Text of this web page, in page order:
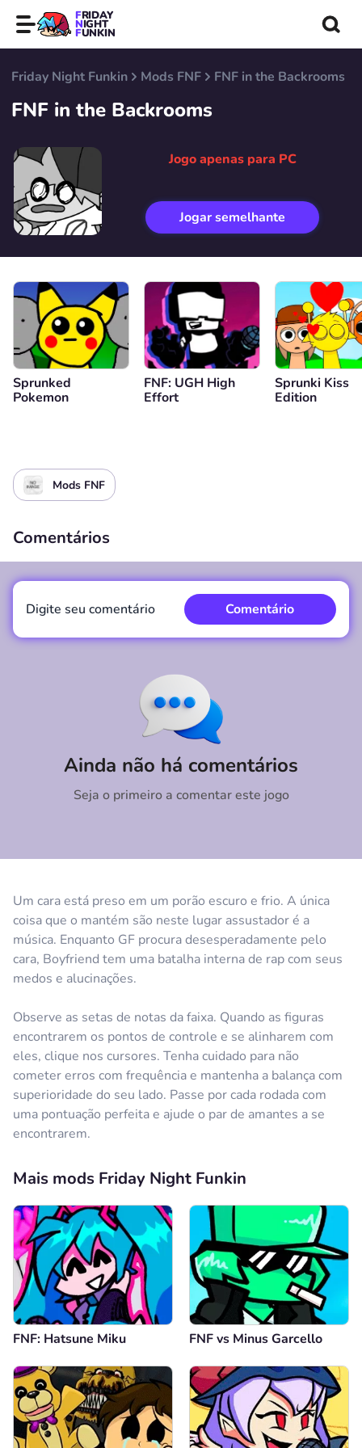
FRIDAY
NIGHT
FUNKIN
Friday Night Funkin Mods FNF FNF in the Backrooms
FNF in the Backrooms
Jogo apenas para PC
Jogar semelhante
Sprunked
Pokemon
FNF: UGH High
Effort
Sprunki Kiss
Edition
Mods FNF
Um cara está preso em um porão escuro e frio. A única
coisa que o mantém são neste lugar assustador é a
música. Enquanto GF procura desesperadamente pelo
cara, Boyfriend tem uma batalha interna de rap com seus
medos e alucinações.
Observe as setas de notas da faixa. Quando as figuras
encontrarem os pontos de controle e se alinharem com
eles, clique nos cursores. Tenha cuidado para não
cometer erros com frequência e mantenha a balança com
superioridade do seu lado. Passe por cada rodada com
uma pontuação perfeita e ajude o par de amantes a se
encontrarem.
Comentários
Ainda não há comentários
Seja o primeiro a comentar este jogo
Digite seu comentário Comentário
Mais mods Friday Night Funkin
FNF: Hatsune Miku FNF vs Minus Garcello